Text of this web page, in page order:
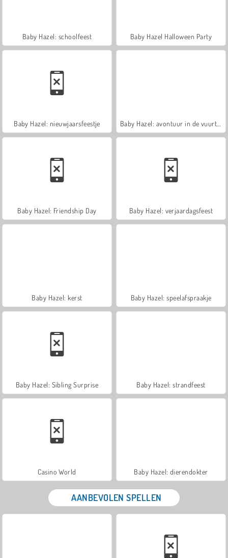
Baby Hazel: schoolfeest Baby Hazel Halloween Party
Baby Hazel: nieuwjaarsfeestje
Baby Hazel: Friendship Day Baby Hazel: verjaardagsfeest
Baby Hazel: kerst Baby Hazel: speelafspraakje
Baby Hazel: Sibling Surprise Baby Hazel: strandfeest
Casino World Baby Hazel: dierendokter
AANBEVOLEN SPELLEN